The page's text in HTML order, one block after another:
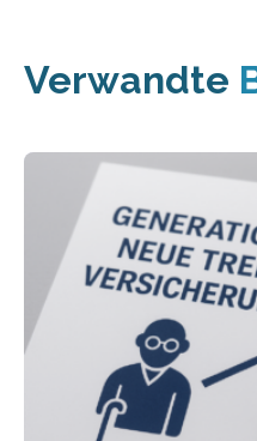
Verwandte